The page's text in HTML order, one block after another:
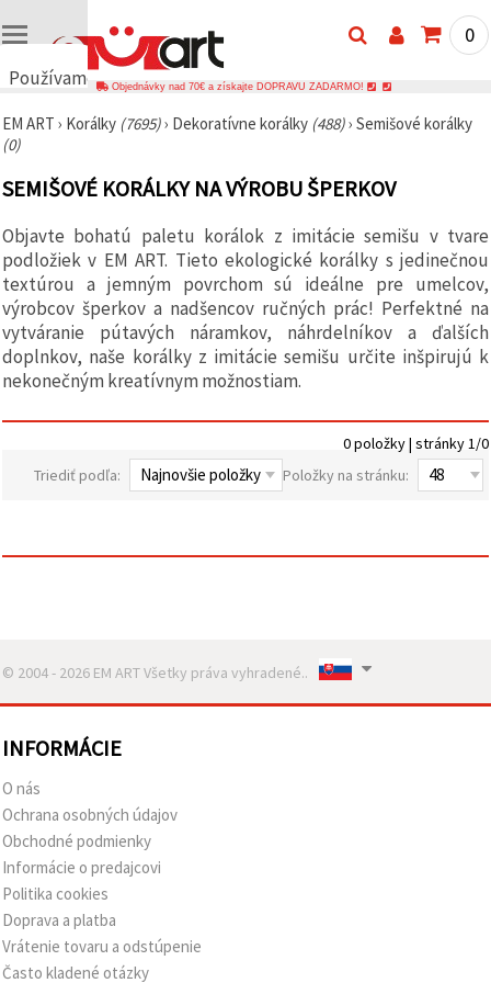
Používame
🍪
Používame
podobné
technológie,
zabezpečili
správne
fungovanie
webovej
stránky,
zlepšili váš
používateľský
zážitok a s
vaším
zobrazovali
relevantnejší
našich
súhlasiť s
všetkých
cookie
kliknutím
všetky!"
Alebo
môžete
uviesť svoje
preferencie
v
Nastaveniach
výberom
daného
typu
súborov
0
Objednávky nad 70€ a získajte DOPRAVU ZADARMO!
EM ART › Korálky (7695)› Dekoratívne korálky (488)› Semišové korálky
(0)
SEMIŠOVÉ KORÁLKY NA VÝROBU ŠPERKOV
Objavte bohatú paletu korálok z imitácie semišu v tvare
podložiek v EM ART. Tieto ekologické korálky s jedinečnou
textúrou a jemným povrchom sú ideálne pre umelcov,
výrobcov šperkov a nadšencov ručných prác! Perfektné na
vytváranie pútavých náramkov, náhrdelníkov a ďalších
doplnkov, naše korálky z imitácie semišu určite inšpirujú k
nekonečným kreatívnym možnostiam.
0 položky | stránky 1/0
Triediť podľa:
Položky na stránku:
© 2004 - 2026 EM ART Všetky práva vyhradené..
INFORMÁCIE
O nás
Ochrana osobných údajov
Obchodné podmienky
Informácie o predajcovi
Politika cookies
Doprava a platba
Vrátenie tovaru a odstúpenie
Často kladené otázky